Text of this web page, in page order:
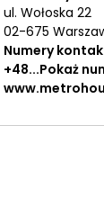
ul. Wołoska 22
02-675
Numery
+48...Pokaż